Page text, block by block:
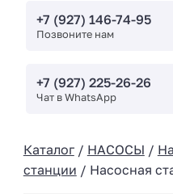
+7 (927) 146-74-95
Позвоните нам
+7 (927) 225-26-26
Чат в WhatsApp
Каталог/ НАСОСЫ /
станции / Насосная